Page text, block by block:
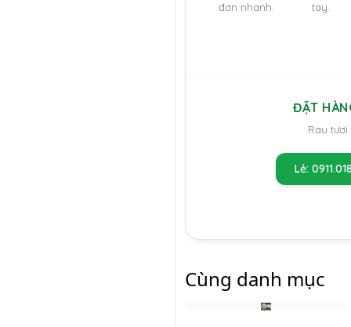
đơn nhanh.
tay.
ĐẶT
Rau
Lẻ:
Cùng danh mục